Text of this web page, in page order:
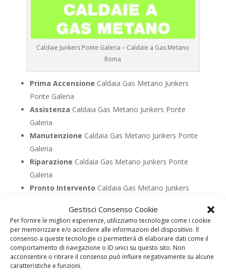
Gestisci Consenso Cookie
Per fornire le migliori esperienze, utilizziamo tecnologie come i cookie
per memorizzare e/o accedere alle informazioni del dispositivo. Il
consenso a queste tecnologie ci permetterà di elaborare dati come il
comportamento di navigazione o ID unici su questo sito. Non
acconsentire o ritirare il consenso può influire negativamente su alcune
caratteristiche e funzioni.
Caldaie Junkers Ponte Galeria – Caldaie a Gas Metano
Roma
Prima Accensione Caldaia Gas Metano Junkers
Ponte Galeria
Assistenza Caldaia Gas Metano Junkers Ponte
Galeria
Manutenzione Caldaia Gas Metano Junkers Ponte
Galeria
Riparazione Caldaia Gas Metano Junkers Ponte
Galeria
Pronto Intervento Caldaia Gas Metano Junkers
SostituzioneCaldaia Gas Metano Junkers Ponte
Galeria
PuliziaCaldaia Gas Metano Junkers Ponte Galeria
Controllo FumiCaldaia Gas Metano Junkers Ponte
Galeria